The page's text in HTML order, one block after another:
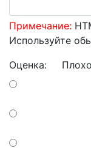
Примечание:
Используйте
Оценка: Плохо